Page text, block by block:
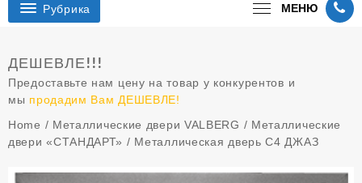
Рубрика МЕНЮ
Home / Металлические двери VALBERG / Металлические
двери «СТАНДАРТ» / Металлическая дверь С4 ДЖАЗ
ДЕШЕВЛЕ!!!
Предоставьте нам цену на товар у конкурентов и
мы продадим Вам ДЕШЕВЛЕ!